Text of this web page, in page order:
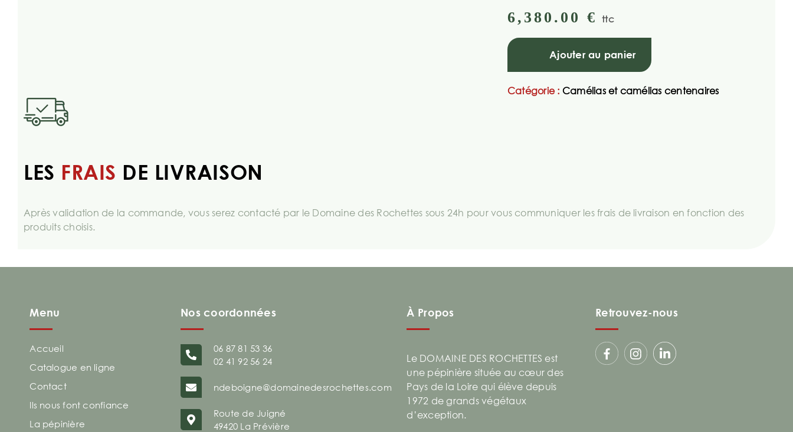
6,380.00 € ttc
Ajouter au panier
Catégorie : Camélias et camélias centenaires
LES FRAIS DE LIVRAISON
Après validation de la commande, vous serez contacté par le Domaine des Rochettes sous 24h pour vous communiquer les frais de livraison en fonction des
produits choisis.
Menu
Accueil
Catalogue en ligne
Contact
Ils nous font confiance
La pépinière
Nos coordonnées
06 87 81 53 36
02 41 92 56 24
ndeboigne@domainedesrochettes.com
Route de Juigné
49420 La Prévière
À Propos
Le DOMAINE DES ROCHETTES est
une pépinière située au cœur des
Pays de la Loire qui élève depuis
1972 de grands végétaux
d’exception.
Retrouvez-nous